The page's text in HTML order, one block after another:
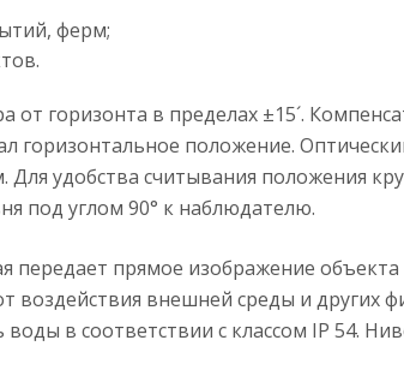
ферм;
горизонта в пределах ±15´.
горизонтальное положение.
удобства считывания положения
под углом 90° к наблюдателю.
передает прямое изображение
внешней среды и других
в соответствии с классом IP 54.